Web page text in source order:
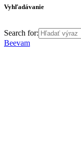
Vyhľadávanie
Search for:
Beevam